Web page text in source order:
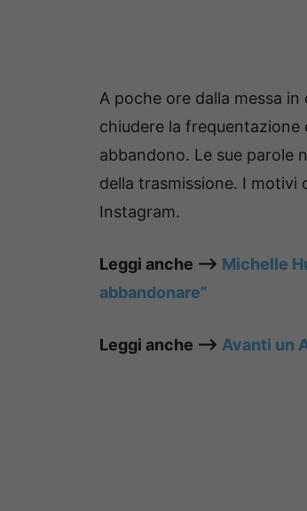
A poche ore dalla messa
chiudere la frequentazione
abbandono. Le sue parole
della trasmissione. I motivi
Instagram.
Leggi anche —–> Michelle
abbandonare”
Leggi anche —–> Avanti un